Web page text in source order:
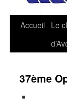
Accueil
Le
37ème